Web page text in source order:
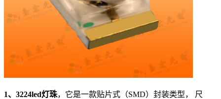
1、3224led灯珠，它是一款贴片式（SMD）封装类型， 尺